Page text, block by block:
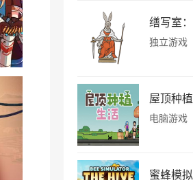
缮写室
独立游戏
屋顶种
电脑游戏
蜜蜂模